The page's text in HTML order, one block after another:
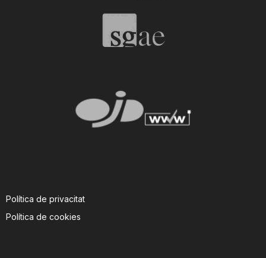
Política de privacitat
Política de cookies